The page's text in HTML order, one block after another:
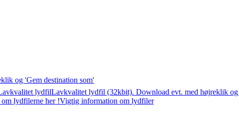
og 'Gem destination som'
lydfilLavkvalitet lydfil (32kbit). Download evt. med højreklik og
lydfilerne her !Vigtig information om lydfiler